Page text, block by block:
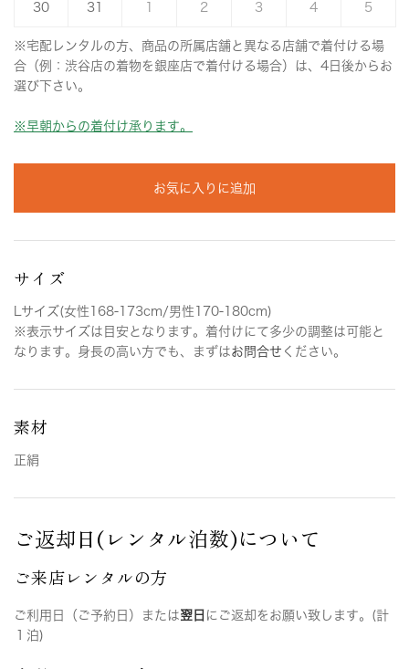
30 31 2 3 4 5
※宅配レンタルの方、商品の所属店舗と異なる店舗で着付ける場
合（例：渋谷店の着物を銀座店で着付ける場合）は、4日後からお
選び下さい。
※早朝からの着付け承ります。
お気に入りに追加
サイズ
Lサイズ(女性168-173cm/男性170-180cm)
※表示サイズは目安となります。着付けにて多少の調整は可能と
なります。身長の高い方でも、まずはお問合せ ください。
素材
正絹
ご返却日(レンタル泊数)について
ご来店レンタルの方
ご利用日（ご予約日）または翌日 にご返却をお願い致します。(計
１泊)